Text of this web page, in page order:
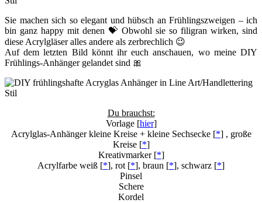
Sie machen sich so elegant und hübsch an Frühlingszweigen – ich
bin ganz happy mit denen 💝 Obwohl sie so filigran wirken, sind
diese Acrylgläser alles andere als zerbrechlich 😉
Auf dem letzten Bild könnt ihr euch anschauen, wo meine DIY
Frühlings-Anhänger gelandet sind 🎀
Du brauchst:
Vorlage [hier]
Acrylglas-Anhänger kleine Kreise + kleine Sechsecke [*] , große
Kreise [*]
Kreativmarker [*]
Acrylfarbe weiß [*], rot [*], braun [*], schwarz [*]
Pinsel
Schere
Kordel